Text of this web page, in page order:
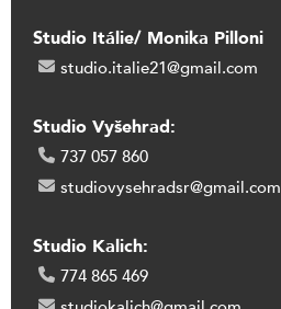
Studio Itálie/ Monika Pilloni
studio.italie21@gmail.com
Studio Vyšehrad:
737 057 860
studiovysehradsr@gmail.com
Studio Kalich:
774 865 469